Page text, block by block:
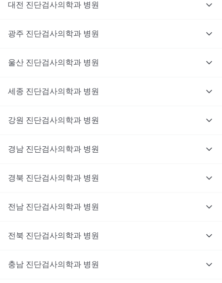
대전 진단검사의학과 병원
광주 진단검사의학과 병원
울산 진단검사의학과 병원
세종 진단검사의학과 병원
강원 진단검사의학과 병원
경남 진단검사의학과 병원
경북 진단검사의학과 병원
전남 진단검사의학과 병원
전북 진단검사의학과 병원
충남 진단검사의학과 병원
대기없이 진료를 받고 싶으신가요?